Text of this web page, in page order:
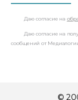
Даю согласие на
Даю согласие на
сообщений от
©